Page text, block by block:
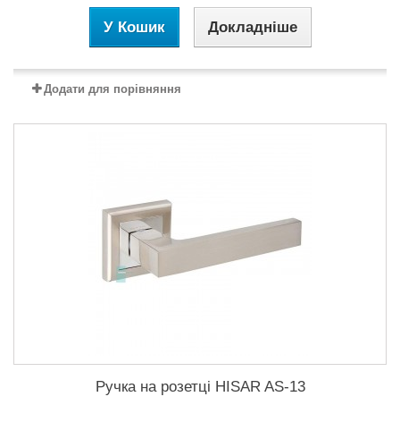
У Кошик Докладніше
Додати для порівняння
Ручка на розетці HISAR AS-13